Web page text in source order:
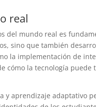
real
del mundo real es
sino que también
la implementación de
cómo la tecnología
y aprendizaje adaptativo